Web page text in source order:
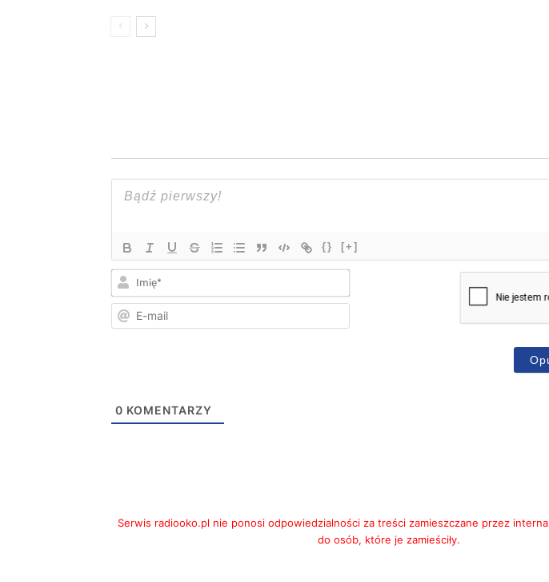
{} [+]
Imię*
mail
0 KOMENTARZY
Serwis radiooko.pl nie ponosi odpowiedzialności za treści zamieszczane przez
do osób, które je zamieściły.